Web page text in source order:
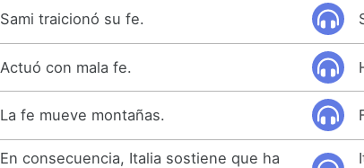
Sami traicionó su fe.
Actuó con mala fe.
La fe mueve montañas.
En consecuencia, Italia sostiene que ha